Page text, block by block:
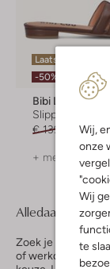
Wij,
onze
Wij
te
Laatste items
-50%
Bibi Lou
Slippers
€ 139,99
€
+ meer kleuren
Alledaagse
Zoek je een
of werkdag? Dan